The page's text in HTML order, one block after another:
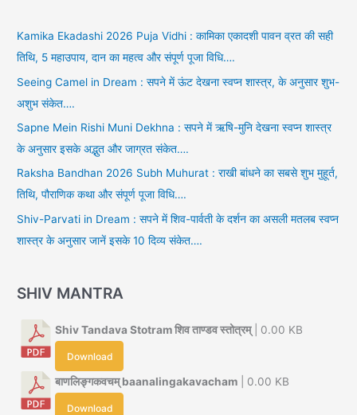
Kamika Ekadashi 2026 Puja Vidhi : कामिका एकादशी पावन व्रत की सही
तिथि, 5 महाउपाय, दान का महत्व और संपूर्ण पूजा विधि….
Seeing Camel in Dream : सपने में ऊंट देखना स्वप्न शास्त्र, के अनुसार शुभ-
अशुभ संकेत….
Sapne Mein Rishi Muni Dekhna : सपने में ऋषि-मुनि देखना स्वप्न शास्त्र
के अनुसार इसके अद्भुत और जाग्रत संकेत….
Raksha Bandhan 2026 Subh Muhurat : राखी बांधने का सबसे शुभ मुहूर्त,
तिथि, पौराणिक कथा और संपूर्ण पूजा विधि….
Shiv-Parvati in Dream : सपने में शिव-पार्वती के दर्शन का असली मतलब स्वप्न
शास्त्र के अनुसार जानें इसके 10 दिव्य संकेत….
SHIV MANTRA
Shiv Tandava Stotram शिव ताण्डव स्तोत्रम्| 0.00 KB
Download
बाणलिङ्गकवचम् baanalingakavacham | 0.00 KB
Download